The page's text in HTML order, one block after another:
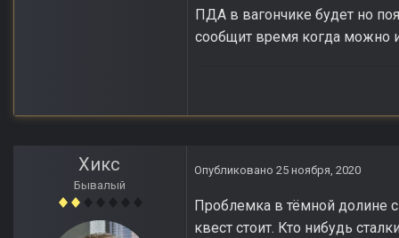
ПДА в вагончике будет но
сообщит время когда можно
Хикс
Бывалый
Опубликовано 25 ноября, 2020
Проблемка в тёмной долине
квест стоит. Кто нибудь